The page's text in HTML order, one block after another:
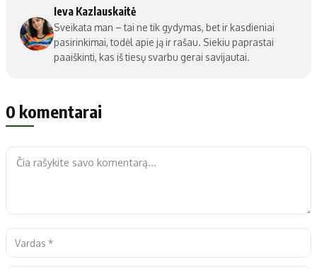
Ieva Kazlauskaitė
Sveikata man – tai ne tik gydymas, bet ir kasdieniai
pasirinkimai, todėl apie ją ir rašau. Siekiu paprastai
paaiškinti, kas iš tiesų svarbu gerai savijautai.
0 komentarai